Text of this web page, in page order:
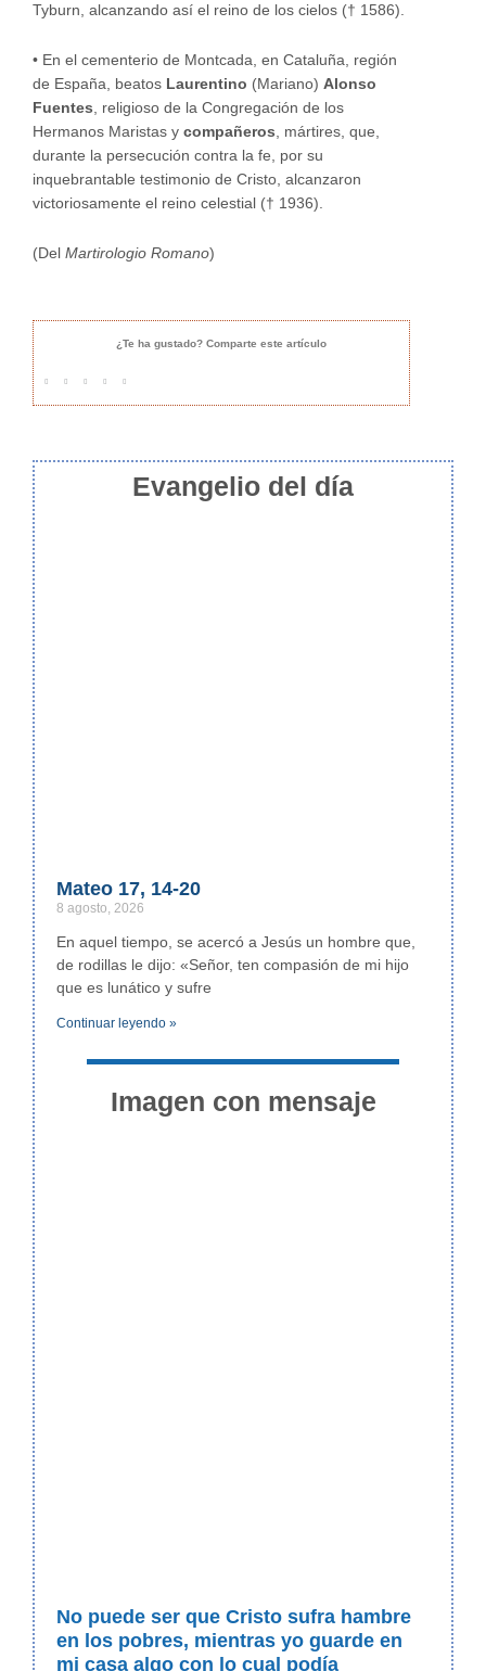
Tyburn, alcanzando así el reino de los cielos († 1586).
• En el cementerio de Montcada, en Cataluña, región
de España, beatos Laurentino (Mariano) Alonso
Fuentes , religioso de la Congregación de los
Hermanos Maristas y compañeros , mártires, que,
durante la persecución contra la fe, por su
inquebrantable testimonio de Cristo, alcanzaron
victoriosamente el reino celestial († 1936).
(Del Martirologio Romano)
¿Te ha gustado? Comparte este artículo
Evangelio del día
Mateo 17, 14-20
8 agosto, 2026
En aquel tiempo, se acercó a Jesús un hombre que,
de rodillas le dijo: «Señor, ten compasión de mi hijo
que es lunático y sufre
Continuar leyendo »
Imagen con mensaje
No puede ser que Cristo sufra hambre
en los pobres, mientras yo guarde en
mi casa algo con lo cual podía